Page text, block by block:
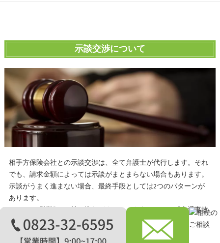
示談交渉について
相手方保険会社との示談交渉は、全て弁護士が代行します。それ
でも、請求金額によっては示談がまとまらない場合もあります。
示談がうまく進まない場合、最終手段としては2つのパターンが
あります。
ひとつは「訴訟」に持ち込むパターン。もうひとつは「交通事故
紛争処理センター」に斡旋を依頼するパターンです。